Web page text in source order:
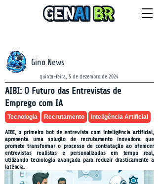
Gino News
quinta-feira, 5 de dezembro de 2024
AIBI: O Futuro das Entrevistas de
Emprego com IA
Tecnologia Recrutamento Inteligência Artificial
AIBI, o primeiro bot de entrevista com inteligência artificial,
apresenta uma solução de recrutamento inovadora que
promete transformar o processo de contratação ao oferecer
entrevistas realistas e personalizadas em tempo real,
utilizando tecnologia avançada para reduzir drasticamente a
latência.